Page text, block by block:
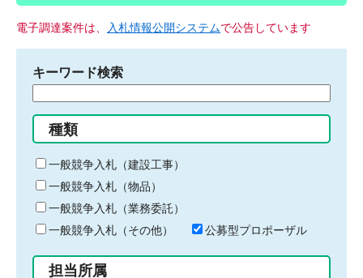
電子調達案件は、 入札情報公開システムで公告しています
キーワード検索
る
キ
ー
ワ
ー
ド
入
種類
一般競争入札（建設工事）
一般競争入札（物品）
一般競争入札（業務委託）
一般競争入札（その他）
公募型プロポーザル
担当所属